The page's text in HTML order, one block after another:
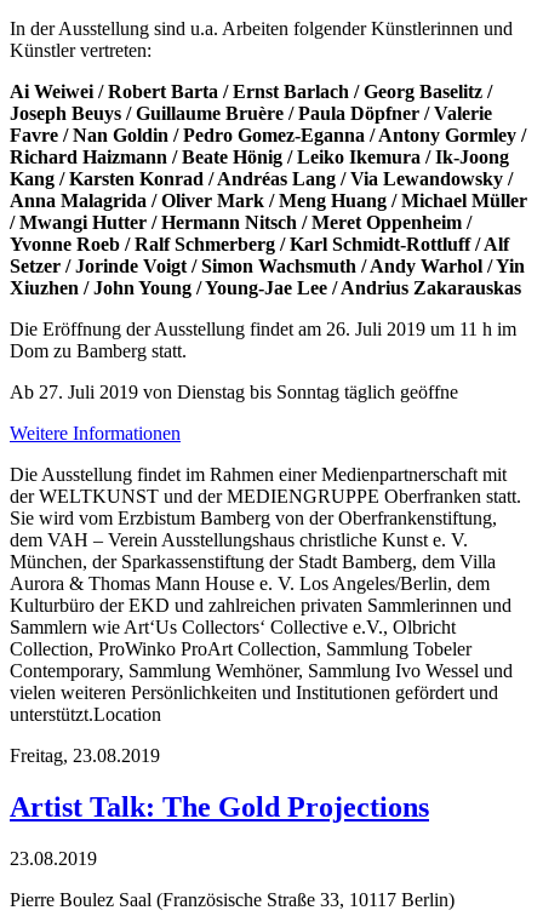
In der Ausstellung sind u.a. Arbeiten folgender Künstlerinnen und
Künstler vertreten:
Ai Weiwei / Robert Barta / Ernst Barlach / Georg Baselitz /
Joseph Beuys / Guillaume Bruère / Paula Döpfner / Valerie
Favre / Nan Goldin / Pedro Gomez-Eganna / Antony Gormley /
Richard Haizmann / Beate Hönig / Leiko Ikemura / Ik-Joong
Kang / Karsten Konrad / Andréas Lang / Via Lewandowsky /
Anna Malagrida / Oliver Mark / Meng Huang / Michael Müller
/ Mwangi Hutter / Hermann Nitsch / Meret Oppenheim /
Yvonne Roeb / Ralf Schmerberg / Karl Schmidt-Rottluff / Alf
Setzer / Jorinde Voigt / Simon Wachsmuth / Andy Warhol / Yin
Xiuzhen / John Young / Young-Jae Lee / Andrius Zakarauskas
Die Eröffnung der Ausstellung findet am 26. Juli 2019 um 11 h im
Dom zu Bamberg statt.
Ab 27. Juli 2019 von Dienstag bis Sonntag täglich geöffne
Weitere Informationen
Die Ausstellung findet im Rahmen einer Medienpartnerschaft mit
der WELTKUNST und der MEDIENGRUPPE Oberfranken statt.
Sie wird vom Erzbistum Bamberg von der Oberfrankenstiftung,
dem VAH – Verein Ausstellungshaus christliche Kunst e. V.
München, der Sparkassenstiftung der Stadt Bamberg, dem Villa
Aurora & Thomas Mann House e. V. Los Angeles/Berlin, dem
Kulturbüro der EKD und zahlreichen privaten Sammlerinnen und
Sammlern wie Art‘Us Collectors‘ Collective e.V., Olbricht
Collection, ProWinko ProArt Collection, Sammlung Tobeler
Contemporary, Sammlung Wemhöner, Sammlung Ivo Wessel und
vielen weiteren Persönlichkeiten und Institutionen gefördert und
unterstützt.Location
Freitag, 23.08.2019
Artist Talk: The Gold Projections
23.08.2019
Pierre Boulez Saal (Französische Straße 33, 10117 Berlin)